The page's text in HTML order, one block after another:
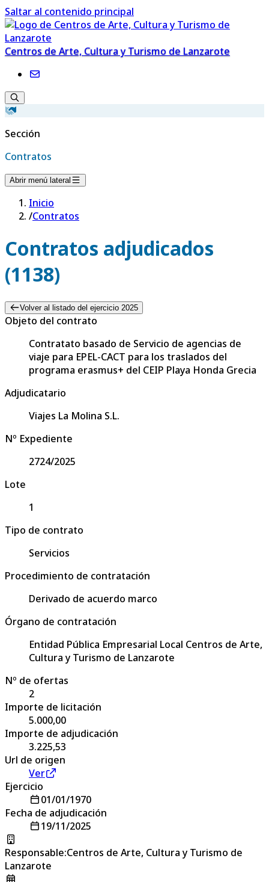
Saltar al contenido principal
Centros de Arte, Cultura y Turismo de Lanzarote
Sección
Contratos
Abrir menú lateral
Inicio
/Contratos
Contratos adjudicados
(1138)
Volver al listado del ejercicio 2025
Objeto del contrato
Contratato basado de Servicio de agencias de
viaje para EPEL-CACT para los traslados del
programa erasmus+ del CEIP Playa Honda Grecia
Adjudicatario
Viajes La Molina S.L.
Nº Expediente
2724/2025
Lote
1
Tipo de contrato
Servicios
Procedimiento de contratación
Derivado de acuerdo marco
Órgano de contratación
Entidad Pública Empresarial Local Centros de Arte,
Cultura y Turismo de Lanzarote
Nº de ofertas
2
Importe de licitación
5.000,00
Importe de adjudicación
3.225,53
Url de origen
Ver
Ejercicio
01/01/1970
Fecha de adjudicación
19/11/2025
Responsable:Centros de Arte, Cultura y Turismo de
Lanzarote